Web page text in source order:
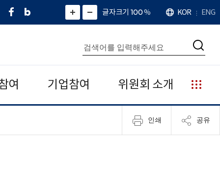
페
네
그
)
화
면
면
소
확
대
치
글자크기 100%
언
어
KOR ENG
통
합
검
색
검
여 기업참여 위원회 소개
누
리
집
안
인쇄 공유